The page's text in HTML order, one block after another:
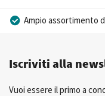
Ampio assortimento
Consulenza
Iscriviti alla
Vuoi essere il primo a